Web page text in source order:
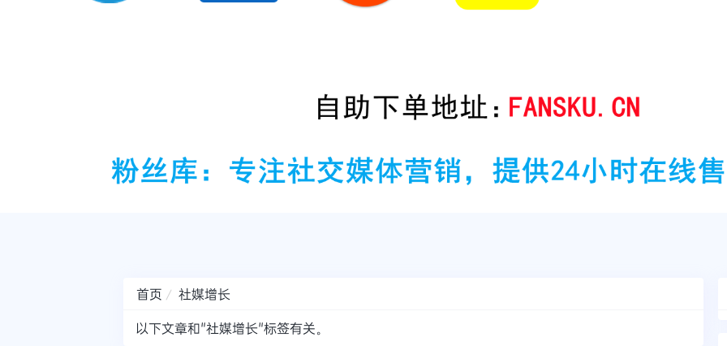
首页
社媒增长
以下文章和"社媒增长"标签有关。